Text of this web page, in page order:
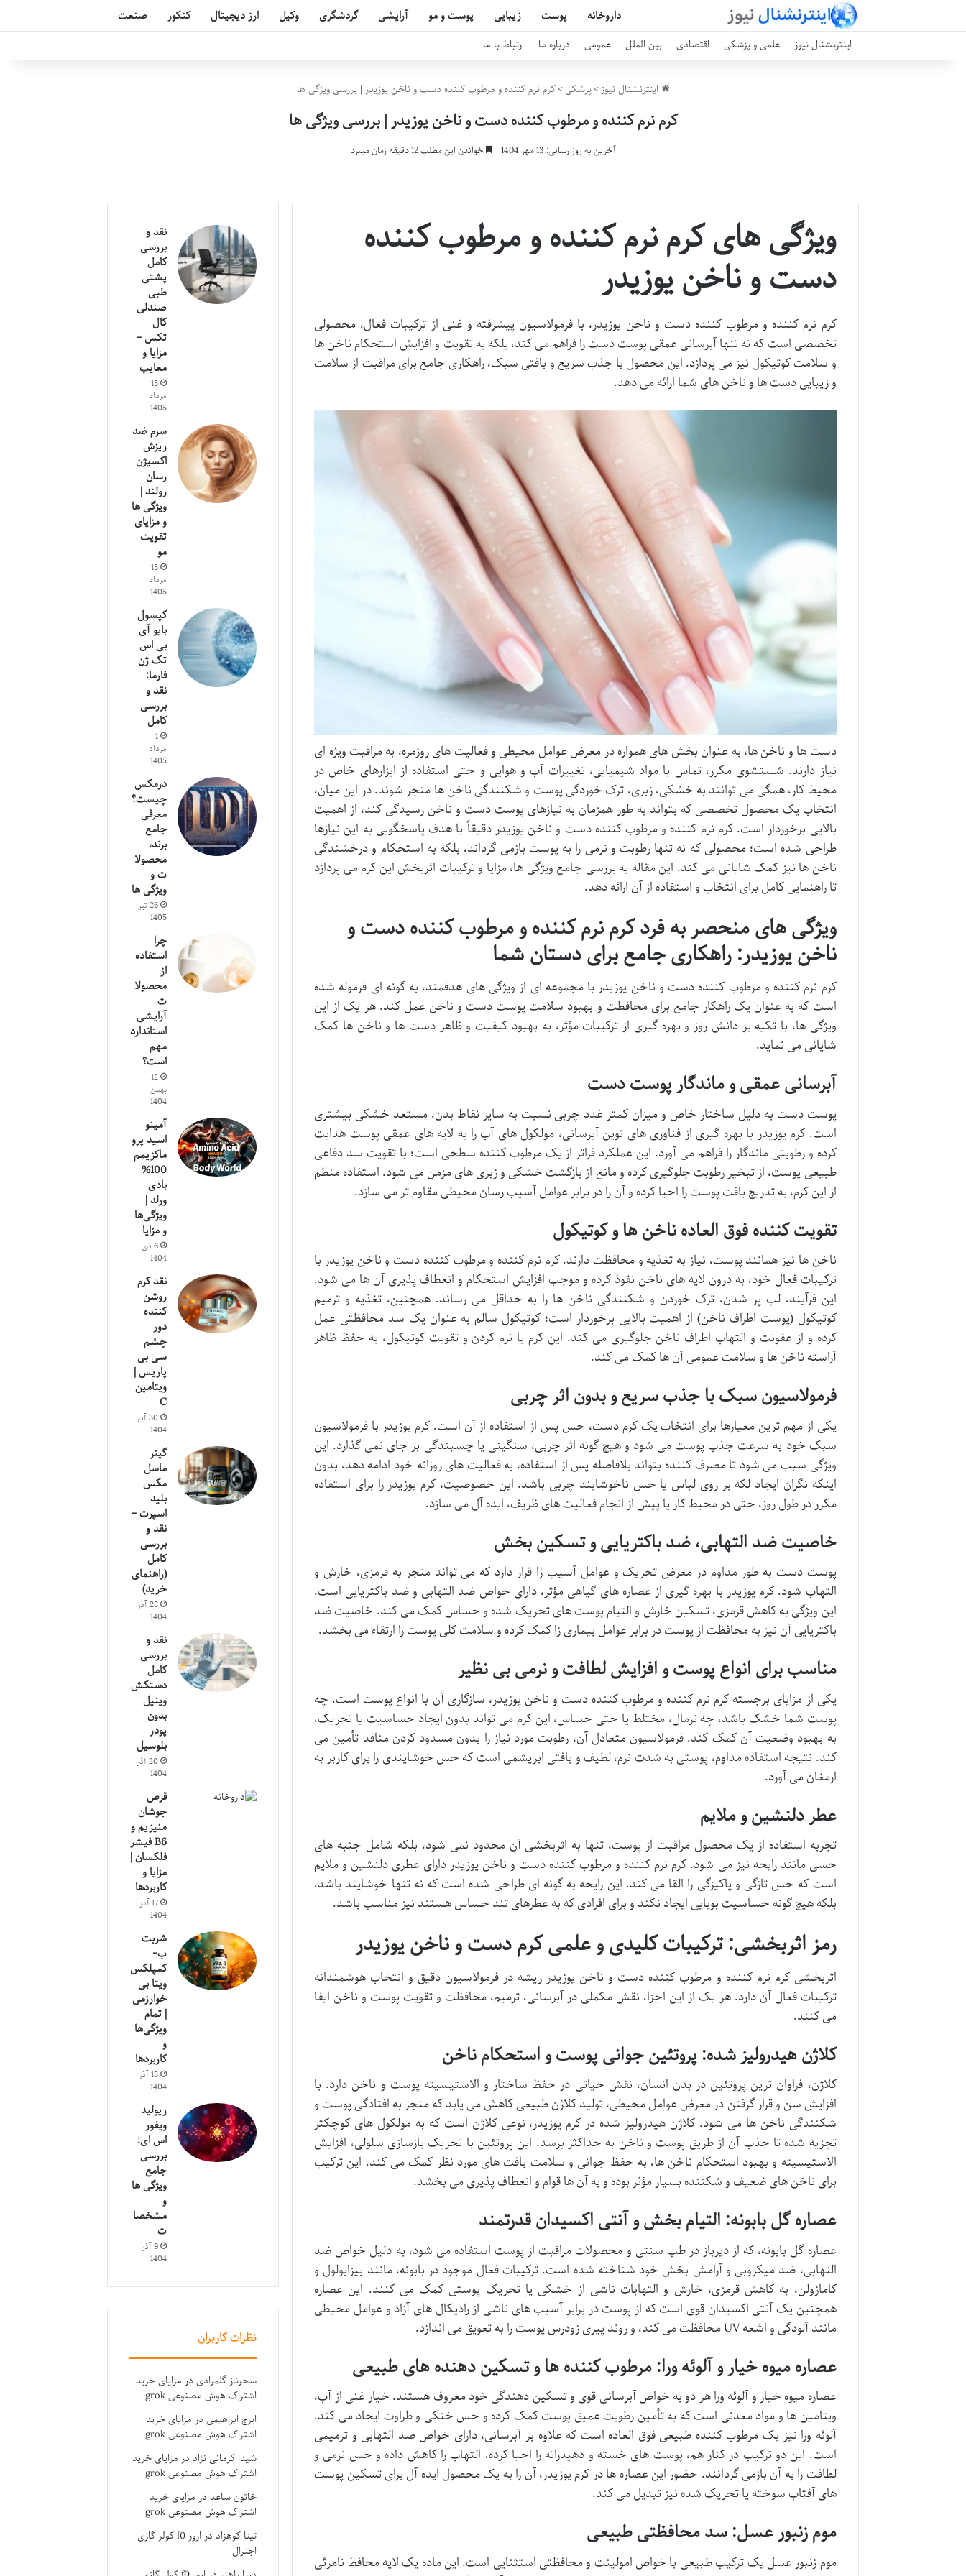
داروخانه پوست زیبایی پوست و مو آرایشی گردشگری وکیل ارز دیجیتال کنکور صنعت
اینترنشنال نیوز علمی و پزشکی اقتصادی بین الملل عمومی درباره ما ارتباط با ما
اینترنشنال نیوز>پزشکی>کرم نرم کننده و مرطوب کننده دست و ناخن یوزیدر | بررسی ویژگی ها
کرم نرم کننده و مرطوب کننده دست و ناخن یوزیدر | بررسی ویژگی ها
آخرین به روز رسانی: 13 مهر 1404 خواندن این مطلب 12 دقیقه زمان میبرد
ویژگی های کرم نرم کننده و مرطوب کننده
دست و ناخن یوزیدر
کرم نرم کننده و مرطوب کننده دست و ناخن یوزیدر، با فرمولاسیون پیشرفته و غنی از ترکیبات فعال، محصولی
تخصصی است که نه تنها آبرسانی عمقی پوست دست را فراهم می کند، بلکه به تقویت و افزایش استحکام ناخن ها
و سلامت کوتیکول نیز می پردازد. این محصول با جذب سریع و بافتی سبک، راهکاری جامع برای مراقبت از سلامت
و زیبایی دست ها و ناخن های شما ارائه می دهد.
دست ها و ناخن ها، به عنوان بخش های همواره در معرض عوامل محیطی و فعالیت های روزمره، به مراقبت ویژه ای
نیاز دارند. شستشوی مکرر، تماس با مواد شیمیایی، تغییرات آب و هوایی و حتی استفاده از ابزارهای خاص در
محیط کار، همگی می توانند به خشکی، زبری، ترک خوردگی پوست و شکنندگی ناخن ها منجر شوند. در این میان،
انتخاب یک محصول تخصصی که بتواند به طور همزمان به نیازهای پوست دست و ناخن رسیدگی کند، از اهمیت
بالایی برخوردار است. کرم نرم کننده و مرطوب کننده دست و ناخن یوزیدر دقیقاً با هدف پاسخگویی به این نیازها
طراحی شده است؛ محصولی که نه تنها رطوبت و نرمی را به پوست بازمی گرداند، بلکه به استحکام و درخشندگی
ناخن ها نیز کمک شایانی می کند. این مقاله به بررسی جامع ویژگی ها، مزایا و ترکیبات اثربخش این کرم می پردازد
تا راهنمایی کامل برای انتخاب و استفاده از آن ارائه دهد.
ویژگی های منحصر به فرد کرم نرم کننده و مرطوب کننده دست و
ناخن یوزیدر: راهکاری جامع برای دستان شما
کرم نرم کننده و مرطوب کننده دست و ناخن یوزیدر با مجموعه ای از ویژگی های هدفمند، به گونه ای فرموله شده
است که به عنوان یک راهکار جامع برای محافظت و بهبود سلامت پوست دست و ناخن عمل کند. هر یک از این
ویژگی ها، با تکیه بر دانش روز و بهره گیری از ترکیبات مؤثر، به بهبود کیفیت و ظاهر دست ها و ناخن ها کمک
شایانی می نماید.
آبرسانی عمقی و ماندگار پوست دست
پوست دست به دلیل ساختار خاص و میزان کمتر غدد چربی نسبت به سایر نقاط بدن، مستعد خشکی بیشتری
است. کرم یوزیدر با بهره گیری از فناوری های نوین آبرسانی، مولکول های آب را به لایه های عمقی پوست هدایت
کرده و رطوبتی ماندگار را فراهم می آورد. این عملکرد فراتر از یک مرطوب کننده سطحی است؛ با تقویت سد دفاعی
طبیعی پوست، از تبخیر رطوبت جلوگیری کرده و مانع از بازگشت خشکی و زبری های مزمن می شود. استفاده منظم
از این کرم، به تدریج بافت پوست را احیا کرده و آن را در برابر عوامل آسیب رسان محیطی مقاوم تر می سازد.
تقویت کننده فوق العاده ناخن ها و کوتیکول
ناخن ها نیز همانند پوست، نیاز به تغذیه و محافظت دارند. کرم نرم کننده و مرطوب کننده دست و ناخن یوزیدر با
ترکیبات فعال خود، به درون لایه های ناخن نفوذ کرده و موجب افزایش استحکام و انعطاف پذیری آن ها می شود.
این فرآیند، لب پر شدن، ترک خوردن و شکنندگی ناخن ها را به حداقل می رساند. همچنین، تغذیه و ترمیم
کوتیکول (پوست اطراف ناخن) از اهمیت بالایی برخوردار است؛ کوتیکول سالم به عنوان یک سد محافظتی عمل
کرده و از عفونت و التهاب اطراف ناخن جلوگیری می کند. این کرم با نرم کردن و تقویت کوتیکول، به حفظ ظاهر
آراسته ناخن ها و سلامت عمومی آن ها کمک می کند.
فرمولاسیون سبک با جذب سریع و بدون اثر چربی
یکی از مهم ترین معیارها برای انتخاب یک کرم دست، حس پس از استفاده از آن است. کرم یوزیدر با فرمولاسیون
سبک خود به سرعت جذب پوست می شود و هیچ گونه اثر چربی، سنگینی یا چسبندگی بر جای نمی گذارد. این
ویژگی سبب می شود تا مصرف کننده بتواند بلافاصله پس از استفاده، به فعالیت های روزانه خود ادامه دهد، بدون
اینکه نگران ایجاد لکه بر روی لباس یا حس ناخوشایند چربی باشد. این خصوصیت، کرم یوزیدر را برای استفاده
مکرر در طول روز، حتی در محیط کار یا پیش از انجام فعالیت های ظریف، ایده آل می سازد.
خاصیت ضد التهابی، ضد باکتریایی و تسکین بخش
پوست دست به طور مداوم در معرض تحریک و عوامل آسیب زا قرار دارد که می تواند منجر به قرمزی، خارش و
التهاب شود. کرم یوزیدر با بهره گیری از عصاره های گیاهی مؤثر، دارای خواص ضد التهابی و ضد باکتریایی است.
این ویژگی به کاهش قرمزی، تسکین خارش و التیام پوست های تحریک شده و حساس کمک می کند. خاصیت ضد
باکتریایی آن نیز به محافظت از پوست در برابر عوامل بیماری زا کمک کرده و سلامت کلی پوست را ارتقاء می بخشد.
مناسب برای انواع پوست و افزایش لطافت و نرمی بی نظیر
یکی از مزایای برجسته کرم نرم کننده و مرطوب کننده دست و ناخن یوزیدر، سازگاری آن با انواع پوست است. چه
پوست شما خشک باشد، چه نرمال، مختلط یا حتی حساس، این کرم می تواند بدون ایجاد حساسیت یا تحریک،
به بهبود وضعیت آن کمک کند. فرمولاسیون متعادل آن، رطوبت مورد نیاز را بدون مسدود کردن منافذ تأمین می
کند. نتیجه استفاده مداوم، پوستی به شدت نرم، لطیف و بافتی ابریشمی است که حس خوشایندی را برای کاربر به
ارمغان می آورد.
عطر دلنشین و ملایم
تجربه استفاده از یک محصول مراقبت از پوست، تنها به اثربخشی آن محدود نمی شود، بلکه شامل جنبه های
حسی مانند رایحه نیز می شود. کرم نرم کننده و مرطوب کننده دست و ناخن یوزیدر دارای عطری دلنشین و ملایم
است که حس تازگی و پاکیزگی را القا می کند. این رایحه به گونه ای طراحی شده است که نه تنها خوشایند باشد،
بلکه هیچ گونه حساسیت بویایی ایجاد نکند و برای افرادی که به عطرهای تند حساس هستند نیز مناسب باشد.
رمز اثربخشی: ترکیبات کلیدی و علمی کرم دست و ناخن یوزیدر
اثربخشی کرم نرم کننده و مرطوب کننده دست و ناخن یوزیدر ریشه در فرمولاسیون دقیق و انتخاب هوشمندانه
ترکیبات فعال آن دارد. هر یک از این اجزا، نقش مکملی در آبرسانی، ترمیم، محافظت و تقویت پوست و ناخن ایفا
می کنند.
کلاژن هیدرولیز شده: پروتئین جوانی پوست و استحکام ناخن
کلاژن، فراوان ترین پروتئین در بدن انسان، نقش حیاتی در حفظ ساختار و الاستیسیته پوست و ناخن دارد. با
افزایش سن و قرار گرفتن در معرض عوامل محیطی، تولید کلاژن طبیعی کاهش می یابد که منجر به افتادگی پوست و
شکنندگی ناخن ها می شود. کلاژن هیدرولیز شده در کرم یوزیدر، نوعی کلاژن است که به مولکول های کوچکتر
تجزیه شده تا جذب آن از طریق پوست و ناخن به حداکثر برسد. این پروتئین با تحریک بازسازی سلولی، افزایش
الاستیسیته و بهبود استحکام ناخن ها، به حفظ جوانی و سلامت بافت های مورد نظر کمک می کند. این ترکیب
برای ناخن های ضعیف و شکننده بسیار مؤثر بوده و به آن ها قوام و انعطاف پذیری می بخشد.
عصاره گل بابونه: التیام بخش و آنتی اکسیدان قدرتمند
عصاره گل بابونه، که از دیرباز در طب سنتی و محصولات مراقبت از پوست استفاده می شود، به دلیل خواص ضد
التهابی، ضد میکروبی و آرامش بخش خود شناخته شده است. ترکیبات فعال موجود در بابونه، مانند بیزابولول و
کامازولن، به کاهش قرمزی، خارش و التهابات ناشی از خشکی یا تحریک پوستی کمک می کنند. این عصاره
همچنین یک آنتی اکسیدان قوی است که از پوست در برابر آسیب های ناشی از رادیکال های آزاد و عوامل محیطی
مانند آلودگی و اشعه UV محافظت می کند، و روند پیری زودرس پوست را به تعویق می اندازد.
عصاره میوه خیار و آلوئه ورا: مرطوب کننده ها و تسکین دهنده های طبیعی
عصاره میوه خیار و آلوئه ورا هر دو به خواص آبرسانی قوی و تسکین دهندگی خود معروف هستند. خیار غنی از آب،
ویتامین ها و مواد معدنی است که به تأمین رطوبت عمیق پوست کمک کرده و حس خنکی و طراوت ایجاد می کند.
آلوئه ورا نیز یک مرطوب کننده طبیعی فوق العاده است که علاوه بر آبرسانی، دارای خواص ضد التهابی و ترمیمی
است. این دو ترکیب در کنار هم، پوست های خسته و دهیدراته را احیا کرده، التهاب را کاهش داده و حس نرمی و
لطافت را به آن بازمی گردانند. حضور این عصاره ها در کرم یوزیدر، آن را به یک محصول ایده آل برای تسکین پوست
های آفتاب سوخته یا تحریک شده نیز تبدیل می کند.
موم زنبور عسل: سد محافظتی طبیعی
موم زنبور عسل یک ترکیب طبیعی با خواص امولینت و محافظتی استثنایی است. این ماده یک لایه محافظ نامرئی
نقد و
بررسی
کامل
پشتی
طبی
صندلی
کال
تکس –
مزایا و
معایب
15
مرداد
1405
سرم ضد
ریزش
اکسیژن
رسان
رولند |
ویژگی ها
و مزایای
تقویت
مو
13
مرداد
1405
کپسول
بایو آی
بی اس
تک ژن
فارما:
نقد و
بررسی
کامل
1
مرداد
1405
درمکس
چیست؟
معرفی
جامع
برند،
محصولا
ت و
ویژگی ها
26 تیر
1405
چرا
استفاده
از
محصولا
ت
آرایشی
استاندارد
مهم
است؟
12
بهمن
1404
آمینو
اسید پرو
ماکزیمم
100%
بادی
ورلد |
ویژگی‌ها
و مزایا
6 دی
1404
نقد کرم
روشن
کننده
دور
چشم
سی بی
پاریس |
ویتامین
C
30 آذر
1404
گینر
ماسل
مکس
بلید
اسپرت –
نقد و
بررسی
کامل
(راهنمای
خرید)
28 آذر
1404
نقد و
بررسی
کامل
دستکش
وینیل
بدون
پودر
بلوسیل
20 آذر
1404
قرص
جوشان
منیزیم و
B6 فیشر
فلکسان |
مزایا و
کاربردها
17 آذر
1404
شربت
ب-
کمپلکس
ویتا بی
خوارزمی
| تمام
ویژگی‌ها
و
کاربردها
15 آذر
1404
ریولید
ویفور
اس ای:
بررسی
جامع
ویژگی ها
و
مشخصا
ت
9 آذر
1404
نظرات کاربران
سحرناز گلمرادیدر مزایای خرید
اشتراک هوش مصنوعی grok
ایرج ابراهیمیدر مزایای خرید
اشتراک هوش مصنوعی grok
شیدا کرمانی نژاددر مزایای خرید
اشتراک هوش مصنوعی grok
خاتون ساعددر مزایای خرید
اشتراک هوش مصنوعی grok
تینا کوهزاددر
ارور f0 کولر گازی
اجنرال